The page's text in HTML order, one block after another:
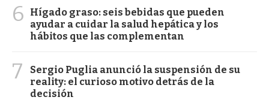
6
Hígado graso: seis bebidas que pueden
ayudar a cuidar la salud hepática y los
hábitos que las complementan
7
Sergio Puglia anunció la suspensión de su
reality: el curioso motivo detrás de la
decisión